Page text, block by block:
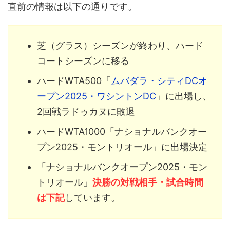
直前の情報は以下の通りです。
芝（グラス）シーズンが終わり、ハード
コートシーズンに移る
ハードWTA500「 ムバダラ・シティDCオ
ープン2025・ワシントンDC 」に出場し、
2回戦ラドゥカヌに敗退
ハードWTA1000「ナショナルバンクオー
プン2025・モントリオール」に出場決定
「ナショナルバンクオープン2025・モン
トリオール」 決勝の対戦相手・試合時間
は下記しています。